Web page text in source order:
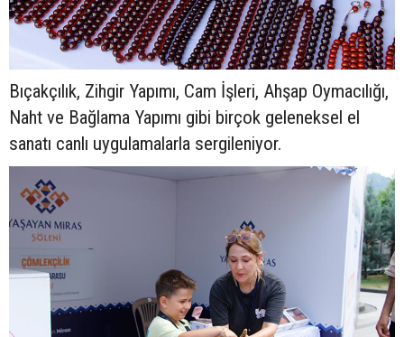
Bıçakçılık, Zihgir Yapımı, Cam İşleri, Ahşap Oymacılığı,
Naht ve Bağlama Yapımı gibi birçok geleneksel el
sanatı canlı uygulamalarla sergileniyor.